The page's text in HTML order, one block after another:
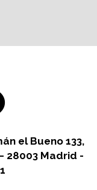
el Bueno 133,
28003 Madrid -